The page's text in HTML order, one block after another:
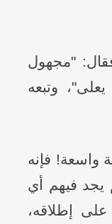
"مجهول
وتبعه
واسعة! فإنه
يجد فيهم أي
إطلاقه،